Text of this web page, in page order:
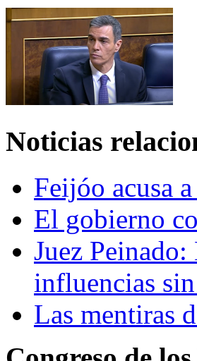
Noticias
Feijóo acusa
El gobierno
Juez
influencias
Las mentiras